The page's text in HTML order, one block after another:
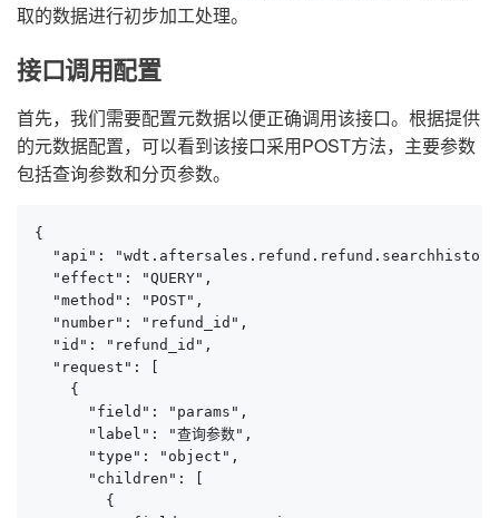
取的数据进行初步加工处理。
接口调用配置
首先，我们需要配置元数据以便正确调用该接口。根据提供
的元数据配置，可以看到该接口采用POST方法，主要参数
包括查询参数和分页参数。
{
"api":
  "effect": "QUERY",
  "method": "POST",
  "number": "refund_id",
  "id": "refund_id",
  "request": [
    {
      "field": "params",
      "label": "查询参数",
      "type": "object",
      "children": [
        {